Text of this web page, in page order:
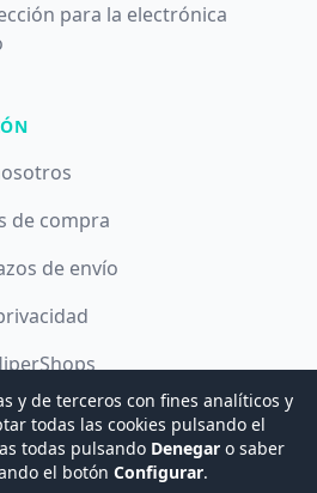
para la electrónica
de compra
de envío
y de terceros con fines analíticos y
todas las cookies pulsando el
todas pulsando Denegar o saber
el botón Configurar.